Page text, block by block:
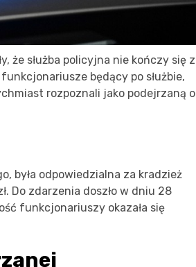
że służba policyjna nie kończy się z
będący po służbie,
rozpoznali jako podejrzaną o
była odpowiedzialna za kradzież
Do zdarzenia doszło w dniu 28
funkcjonariuszy okazała się